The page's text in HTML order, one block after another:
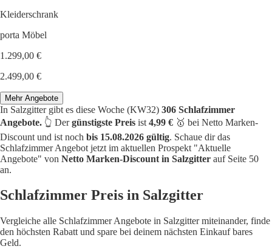
Kleiderschrank
porta Möbel
1.299,00 €
2.499,00 €
Mehr Angebote
In Salzgitter gibt es diese Woche (KW32) 306 Schlafzimmer
Angebote. 👆 Dergünstigste Preis ist 4,99 € 🥇 bei Netto Marken-
Discount und ist noch bis 15.08.2026 gültig. Schaue dir das
Schlafzimmer Angebot jetzt im aktuellen Prospekt "Aktuelle
Angebote" von Netto Marken-Discount in Salzgitter auf Seite 50
an.
Schlafzimmer Preis in Salzgitter
Vergleiche alle Schlafzimmer Angebote in Salzgitter miteinander, finde
den höchsten Rabatt und spare bei deinem nächsten Einkauf bares
Geld.